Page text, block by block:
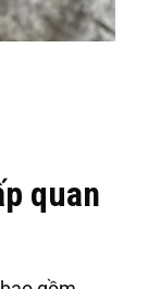
quan